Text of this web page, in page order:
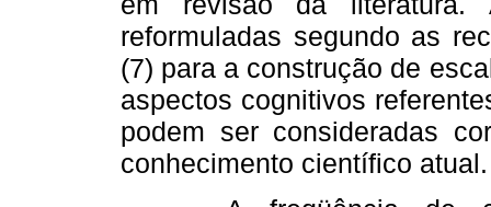
reformuladas segundo as
(7) para a construção de
aspectos cognitivos
podem ser consideradas
conhecimento científico atual.